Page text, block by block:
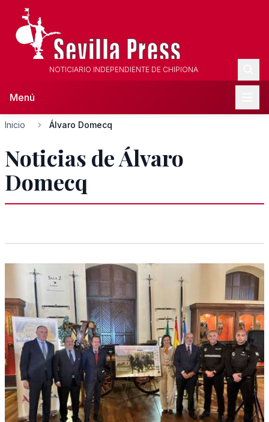
NOTICIARIO INDEPENDIENTE DE CHIPIONA
Menú
Inicio Álvaro Domecq
Noticias de Álvaro
Domecq